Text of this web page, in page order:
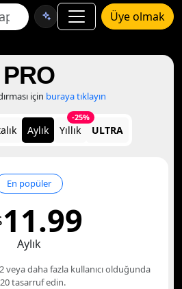
Üye olmak
PRO
için buraya tıklayın
Aylık Yıllık
-25%
ULTRA
En popüler
11.99
Aylık
2 veya daha fazla kullanıcı olduğunda
tasarruf edin.